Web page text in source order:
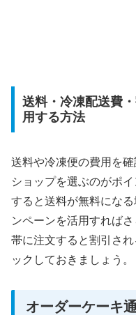
送料・冷凍配送費
用する方法
送料や冷凍便の費用を
ショップを選ぶのがポ
すると送料が無料にな
ンペーンを活用すれば
帯に注文すると割引さ
ックしておきましょう。
オーダーケーキ